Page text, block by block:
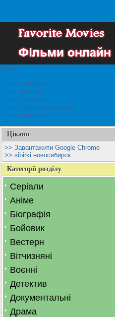
Меню
Головна
Фільми
Серіали
Правовласникам
Контакти
Цікаво
>> Завантажити Google Chrome
>> sibirki новосибирск
Категорії розділу
Серіали
Аніме
Біографія
Бойовик
Вестерн
Вітчизняні
Воєнні
Детектив
Документальні
Драма